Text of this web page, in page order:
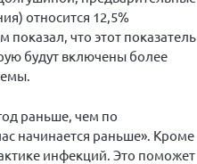
относится 12,5%
что этот показатель
будут включены более
раньше, чем по
начинается раньше». Кроме
инфекций. Это поможет